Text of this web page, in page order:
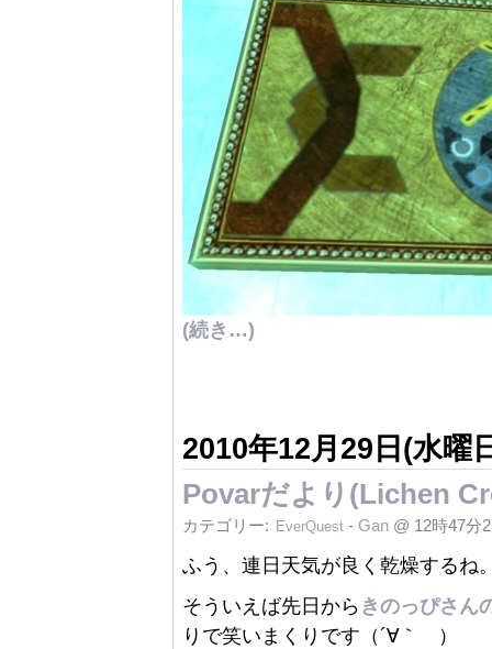
(続き…)
2010年12月29日(水曜
Povarだより(Lichen
カテゴリー: EverQuest - Gan @ 12時47分
ふう、連日天気が良く乾燥するね
そういえば先日から きのっぴさん
りで笑いまくりです（´∀｀ ）